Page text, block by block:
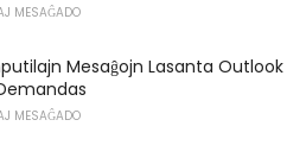
MESAĜADO
Mesaĝojn Lasanta Outlook
MESAĜADO